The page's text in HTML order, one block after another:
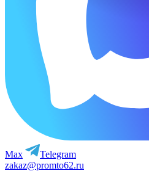
Max
Telegram
zakaz@promto62.ru